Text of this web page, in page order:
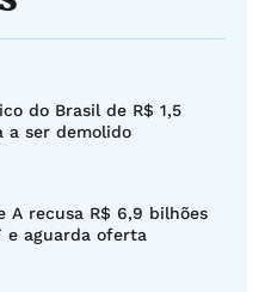
do Brasil de R$ 1,5
a ser demolido
A recusa R$ 6,9 bilhões
e aguarda oferta